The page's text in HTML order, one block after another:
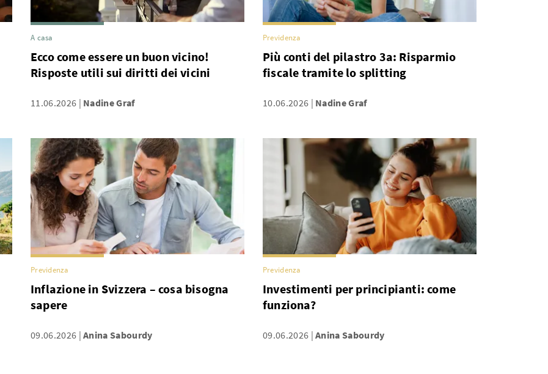
A casa
Ecco come essere un buon vicino!
Risposte utili sui diritti dei vicini
11.06.2026 Nadine Graf
Previdenza
Più conti del pilastro 3a: Risparmio
fiscale tramite lo splitting
10.06.2026 Nadine Graf
Previdenza
Inflazione in Svizzera – cosa bisogna
sapere
09.06.2026 Anina Sabourdy
Previdenza
Investimenti per principianti: come
funziona?
09.06.2026 Anina Sabourdy